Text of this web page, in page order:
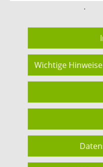
.
Wichtige